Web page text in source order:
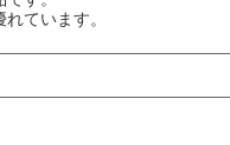
ています。